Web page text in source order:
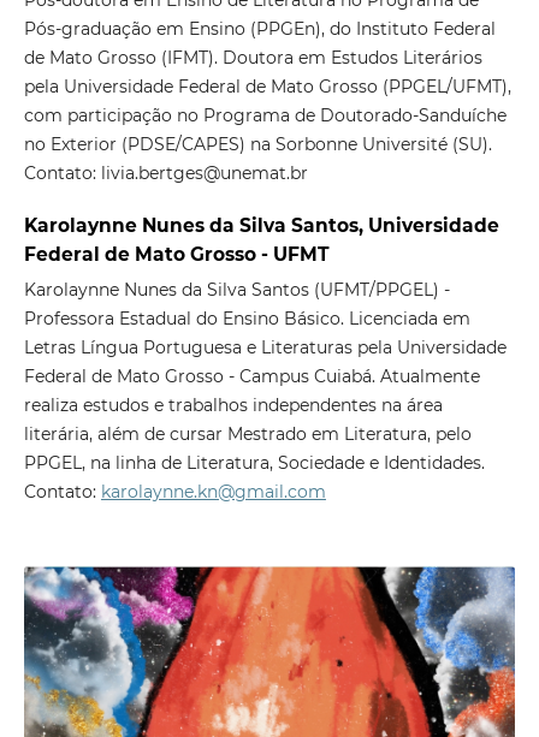
Pós-graduação em Ensino (PPGEn), do Instituto Federal
de Mato Grosso (IFMT). Doutora em Estudos Literários
pela Universidade Federal de Mato Grosso (PPGEL/UFMT),
com participação no Programa de Doutorado-Sanduíche
no Exterior (PDSE/CAPES) na Sorbonne Université (SU).
Contato: livia.bertges@unemat.br
Karolaynne Nunes da Silva Santos, Universidade
Federal de Mato Grosso - UFMT
Karolaynne Nunes da Silva Santos (UFMT/PPGEL) -
Professora Estadual do Ensino Básico. Licenciada em
Letras Língua Portuguesa e Literaturas pela Universidade
Federal de Mato Grosso - Campus Cuiabá. Atualmente
realiza estudos e trabalhos independentes na área
literária, além de cursar Mestrado em Literatura, pelo
PPGEL, na linha de Literatura, Sociedade e Identidades.
Contato: karolaynne.kn@gmail.com